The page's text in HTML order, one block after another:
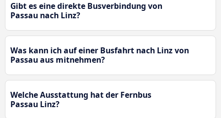
Gibt es eine direkte Busverbindung von
Passau nach Linz?
Was kann ich auf einer Busfahrt nach Linz von
Passau aus mitnehmen?
Welche Ausstattung hat der Fernbus
Passau Linz?